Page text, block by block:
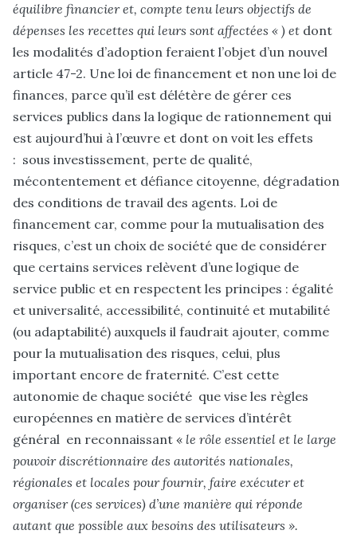
équilibre financier et, compte tenu leurs objectifs de
dépenses les recettes qui leurs sont affectées « ) et dont
les modalités d’adoption feraient l’objet d’un nouvel
article 47-2. Une loi de financement et non une loi de
finances, parce qu’il est délétère de gérer ces
services publics dans la logique de rationnement qui
est aujourd’hui à l’œuvre et dont on voit les effets
: sous investissement, perte de qualité,
mécontentement et défiance citoyenne, dégradation
des conditions de travail des agents. Loi de
financement car, comme pour la mutualisation des
risques, c’est un choix de société que de considérer
que certains services relèvent d’une logique de
service public et en respectent les principes : égalité
et universalité, accessibilité, continuité et mutabilité
(ou adaptabilité) auxquels il faudrait ajouter, comme
pour la mutualisation des risques, celui, plus
important encore de fraternité. C’est cette
autonomie de chaque société que vise les règles
européennes en matière de services d’intérêt
général en reconnaissant « le rôle essentiel et le large
pouvoir discrétionnaire des autorités nationales,
régionales et locales pour fournir, faire exécuter et
organiser (ces services) d’une manière qui réponde
autant que possible aux besoins des utilisateurs ».